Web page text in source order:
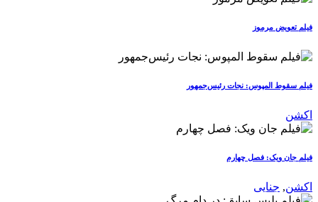
فیلم تعویض مرموز
فیلم سقوط المپوس: نجات رئیس‌جمهور
اکشن
فیلم جان ویک: فصل چهارم
اکشن, جنایی